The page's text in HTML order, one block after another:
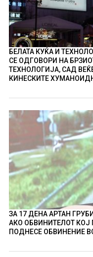
БЕЛАТА КУЌА И
СЕ ОДГОВОРИ НА
ТЕХНОЛОГИЈА, САД
КИНЕСКИТЕ
ЗА 17 ДЕНА АРТАН
АКО ОБВИНИТЕЛОТ
ПОДНЕСЕ ОБВИНЕНИЕ